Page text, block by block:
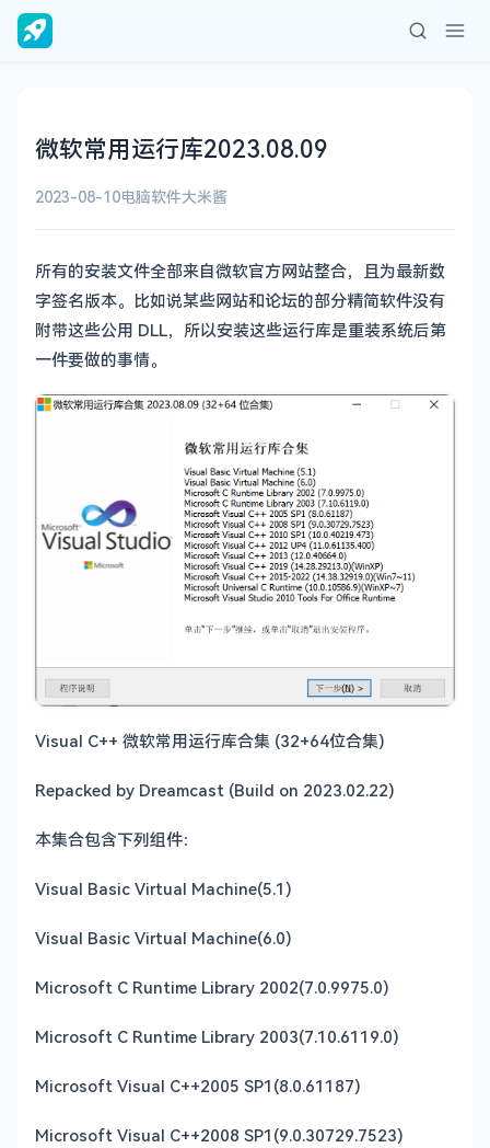
微软常用运行库2023.08.09
2023-08-10电脑软件大米酱
所有的安装文件全部来自微软官方网站整合，且为最新数
字签名版本。比如说某些网站和论坛的部分精简软件没有
附带这些公用 DLL，所以安装这些运行库是重装系统后第
一件要做的事情。
Visual C++ 微软常用运行库合集 (32+64位合集)
Repacked by Dreamcast (Build on 2023.02.22)
本集合包含下列组件：
Visual Basic Virtual Machine(5.1)
Visual Basic Virtual Machine(6.0)
Microsoft C Runtime Library 2002(7.0.9975.0)
Microsoft C Runtime Library 2003(7.10.6119.0)
Microsoft Visual C++2005 SP1(8.0.61187)
Microsoft Visual C++2008 SP1(9.0.30729.7523)